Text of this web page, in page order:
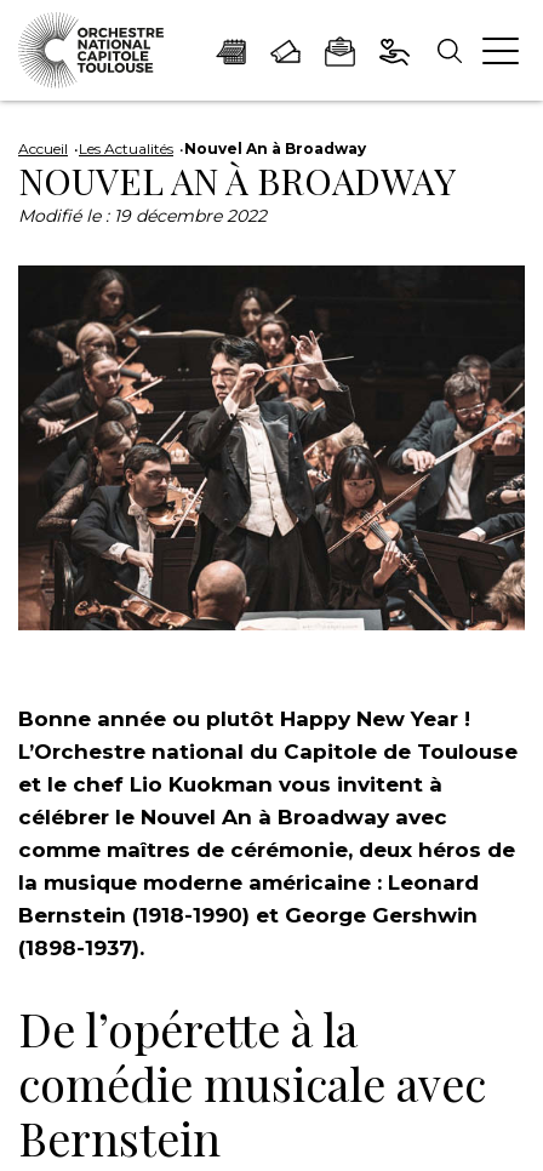
Panneau de gestion des cookies
au
contenu
principal
à
la
navigation
à
la
pied
Accueil Les Actualités Nouvel An à Broadway
NOUVEL AN À BROADWAY
Modifié le : 19 décembre 2022
Bonne année ou plutôt Happy New Year !
L’Orchestre national du Capitole de Toulouse
et le chef Lio Kuokman vous invitent à
célébrer le Nouvel An à Broadway avec
comme maîtres de cérémonie, deux héros de
la musique moderne américaine : Leonard
Bernstein (1918-1990) et George Gershwin
(1898-1937).
De l’opérette à la
comédie musicale avec
Bernstein